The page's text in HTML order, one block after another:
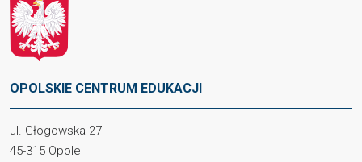
OPOLSKIE CENTRUM EDUKACJI
ul. Głogowska 27
45-315 Opole